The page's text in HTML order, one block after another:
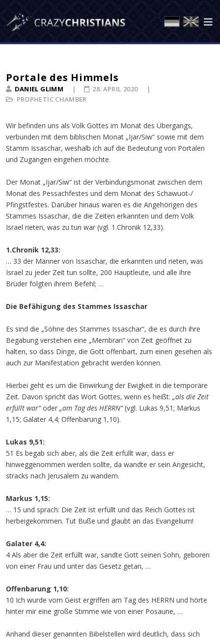
Portale des Himmels
DANIEL GLIMM
PROPHETIC CHAMBER
28. APRIL 2020
Wir befinden uns als Volk Gottes im Monat des Übergangs,
verbunden mit dem biblischen Monat „Ijar/Siw“ sowie mit dem
Stamm Issaschar, weshalb ich auf die Bedeutung von Portalen
und Zugängen eingehen möchte.
Der Monat „Ijar/Siw“ ist der Verbindungsmonat zwischen dem
Monat des Pessachfestes und dem Monat des Schawuot-/
Pfingstfestes. Darüber hinaus waren es die Angehörigen des
Stammes Issaschar, die die Zeiten erkannten und dem Volk
Israel rieten, was zu tun war (vgl. 1.Chronik 12,33).
1.Chronik 12,33:
… 33 der Männer von Issaschar, die erkannten und rieten, was
Israel zu jeder Zeit tun sollte, 200 Hauptleute, und alle ihre
Brüder folgten ihrem Befehl; …
Die Befähigung des Stammes Issaschar
Es sind die „Söhne des Stammes Issaschar“, die es durch ihre
Begabung verstehen eine „Membran“ von Zeit geöffnet zu
halten, so dass Dinge, die Gott offenbart, zum einen gesehen als
auch zur Manifestation gebracht werden können.
Hierbei geht es um die Einwirkung der Ewigkeit in die temporäre
Zeit. Davon spricht das Wort Gottes, wenn es heißt: „als die Zeit
erfüllt war“oder „am Tag des HERRN“(vgl. Lukas 9,51; Markus
1,15; Galater 4,4; Offenbarung 1,10).
Lukas 9,51:
51 Es begab sich aber, als die Zeit erfüllt war, dass er
hinweggenommen werden sollte, da wandte er sein Angesicht,
stracks nach Jerusalem zu wandern.
Markus 1,15:
… 15 und sprach: Die Zeit ist erfüllt und das Reich Gottes ist
herbeigekommen. Tut Buße und glaubt an das Evangelium!
Galater 4,4:
4 Als aber die Zeit erfüllt war, sandte Gott seinen Sohn, geboren
von einer Frau und unter das Gesetz getan, …
Offenbarung 1,10:
10 Ich wurde vom Geist ergriffen am Tag des HERRN und hörte
hinter mir eine große Stimme wie von einer Posaune, …
Anhand dieser genannten Bibelstellen wird deutlich, dass sich